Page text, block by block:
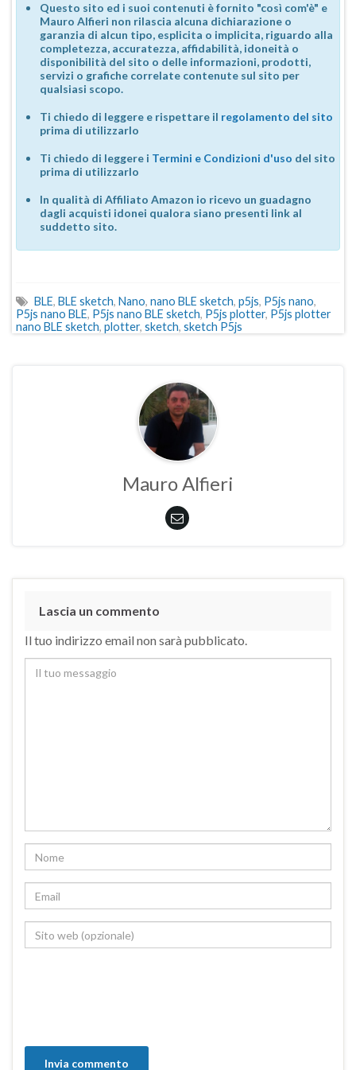
Questo sito ed i suoi contenuti è fornito "così com'è" e
Mauro Alfieri non rilascia alcuna dichiarazione o
garanzia di alcun tipo, esplicita o implicita, riguardo alla
completezza, accuratezza, affidabilità, idoneità o
disponibilità del sito o delle informazioni, prodotti,
servizi o grafiche correlate contenute sul sito per
qualsiasi scopo.
Ti chiedo di leggere e rispettare il regolamento del sito
prima di utilizzarlo
Ti chiedo di leggere i Termini e Condizioni d'uso del sito
prima di utilizzarlo
In qualità di Affiliato Amazon io ricevo un guadagno
dagli acquisti idonei qualora siano presenti link al
suddetto sito.
BLE, BLE sketch, Nano, nano BLE sketch, p5js, P5js nano,
P5js nano BLE, P5js nano BLE sketch, P5js plotter, P5js plotter
nano BLE sketch, plotter, sketch, sketch P5js
Mauro Alfieri
Lascia un commento
Il tuo indirizzo email non sarà pubblicato.